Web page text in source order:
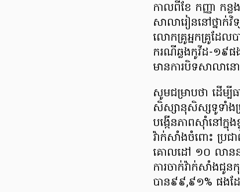
កាលពីខែ កញ្ញា កន្
សាលារៀននៅថ្នា
លោកគ្រូអ្នកគ្រូដែល
ករណីឆ្លងកូវីដ-១៩ផ
មានការបិទសាលានោ
សូមជម្រាបថា ដើម្បី
សិស្សានុសិស្សទូទាំងប្
បង្កើនភាពស៊ាំនៅក្
វ៉ាក់សាំងចំពោះ ប្រជ
គោលដៅ ១០ លានន
ការចាក់វ៉ាក់សាំងជូ
បាន៩៩,៩១% ផងដ